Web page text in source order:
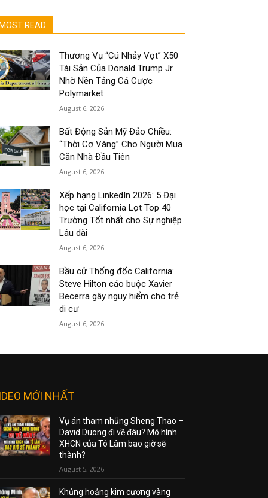
MOST READ
Thương Vụ “Cú Nhảy Vọt” X50
Tài Sản Của Donald Trump Jr.
Nhờ Nền Tảng Cá Cược
Polymarket
August 6, 2026
Bất Động Sản Mỹ Đảo Chiều:
“Thời Cơ Vàng” Cho Người Mua
Căn Nhà Đầu Tiên
August 6, 2026
Xếp hạng LinkedIn 2026: 5 Đại
học tại California Lọt Top 40
Trường Tốt nhất cho Sự nghiệp
Lâu dài
August 6, 2026
Bầu cử Thống đốc California:
Steve Hilton cáo buộc Xavier
Becerra gây nguy hiểm cho trẻ
di cư
August 6, 2026
MỚI NHẤT
Vụ án tham nhũng Sheng Thao –
David Duong đi về đâu? Mô hình
XHCN của Tô Lâm bao giờ sẽ
thành?
August 5, 2026
Khủng hoảng kim cương vàng